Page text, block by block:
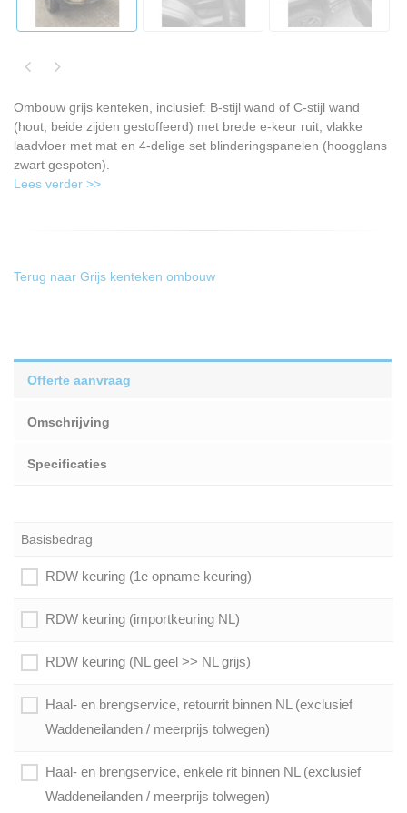
Ombouw grijs kenteken, inclusief: B-stijl wand of C-stijl wand
(hout, beide zijden gestoffeerd) met brede e-keur ruit, vlakke
laadvloer met mat en 4-delige set blinderingspanelen (hoogglans
zwart gespoten).
Lees verder >>
Terug naar Grijs kenteken ombouw
Offerte aanvraag
Omschrijving
Specificaties
Basisbedrag
RDW keuring (1e opname keuring)
RDW keuring (importkeuring NL)
RDW keuring (NL geel >> NL grijs)
Haal- en brengservice, retourrit binnen NL (exclusief
Waddeneilanden / meerprijs tolwegen)
Haal- en brengservice, enkele rit binnen NL (exclusief
Waddeneilanden / meerprijs tolwegen)